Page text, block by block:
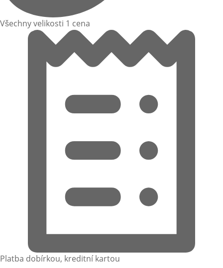
Všechny velikosti 1 cena
Platba dobírkou, kreditní kartou